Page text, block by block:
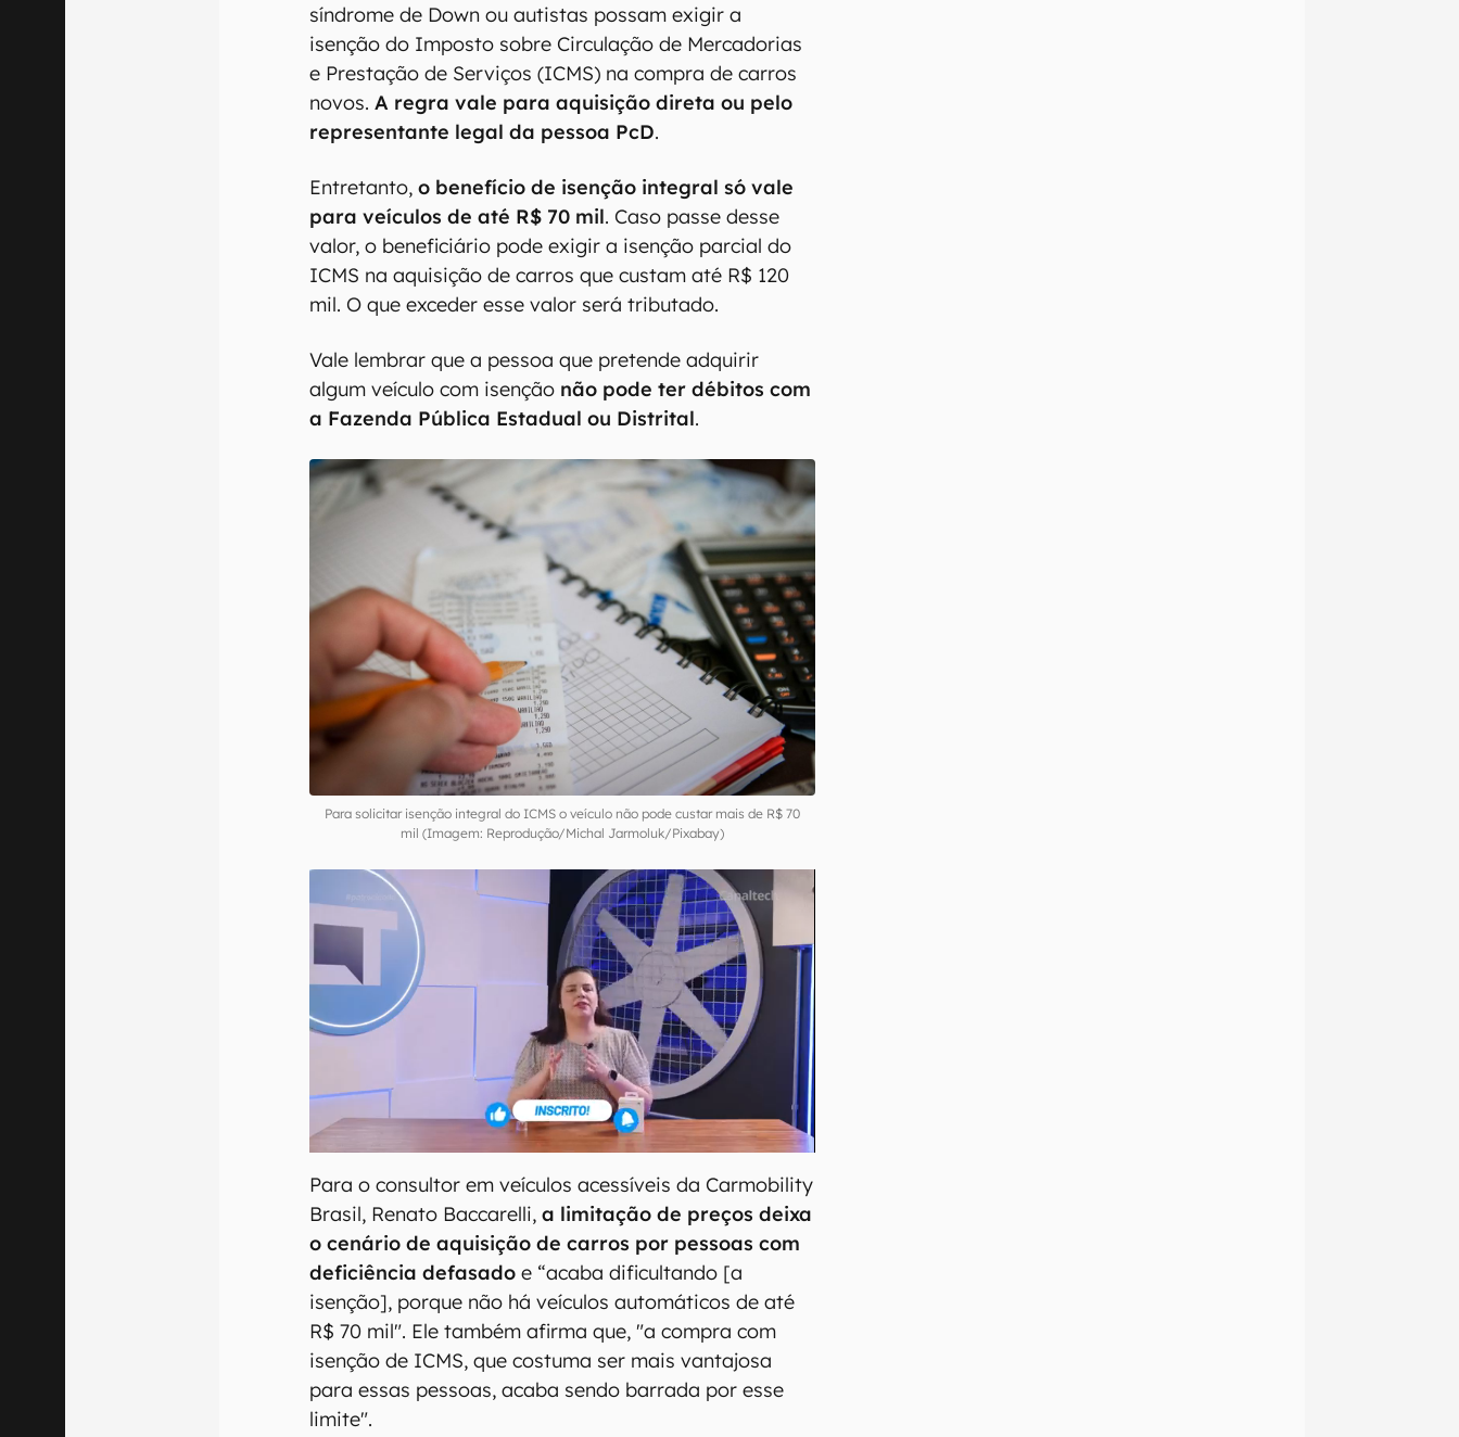
síndrome de Down ou autistas possam exigir a
isenção do Imposto sobre Circulação de Mercadorias
e Prestação de Serviços (ICMS) na compra de carros
novos.A regra vale para aquisição direta ou pelo
representante legal da pessoa PcD.
Entretanto,o benefício de isenção integral só vale
para veículos de até R$ 70 mil. Caso passe desse
valor, o beneficiário pode exigir a isenção parcial do
ICMS na aquisição de carros que custam até R$ 120
mil. O que exceder esse valor será tributado.
Vale lembrar que a pessoa que pretende adquirir
algum veículo com isenção não pode ter débitos com
a Fazenda Pública Estadual ou Distrital.
Para solicitar isenção integral do ICMS o veículo não pode custar mais de R$ 70
mil (Imagem: Reprodução/Michal Jarmoluk/Pixabay)
Para o consultor em veículos acessíveis da Carmobility
Brasil, Renato Baccarelli,a limitação de preços deixa
o cenário de aquisição de carros por pessoas com
deficiência defasado e “acaba dificultando [a
isenção], porque não há veículos automáticos de até
R$ 70 mil". Ele também afirma que, "a compra com
isenção de ICMS, que costuma ser mais vantajosa
para essas pessoas, acaba sendo barrada por esse
limite".